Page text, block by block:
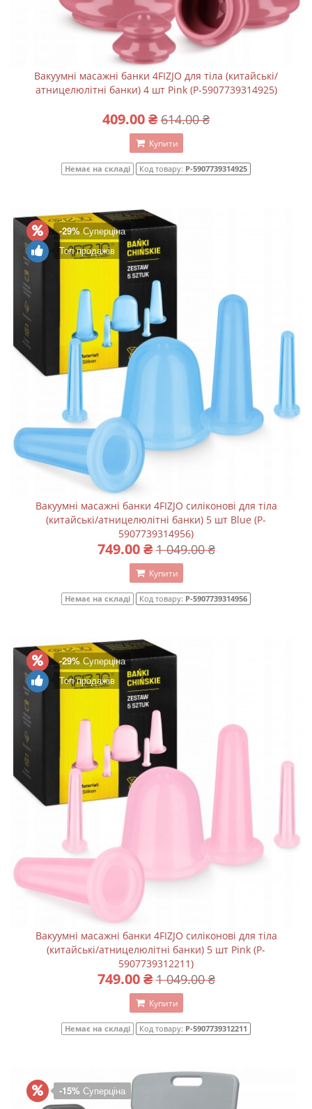
Вакуумні масажні банки 4FIZJO для тіла (китайські/
атницелюлітні банки) 4 шт Pink (P-5907739314925)
409.00 ₴ 614.00 ₴
Купити
Немає на складі Код товару: P-5907739314925
-29%Суперціна
Топ продажів
Вакуумні масажні банки 4FIZJO силіконові для тіла
(китайські/атницелюлітні банки) 5 шт Blue (P-
5907739314956)
749.00 ₴ 1 049.00 ₴
Купити
Немає на складі Код товару: P-5907739314956
-29%Суперціна
Топ продажів
Вакуумні масажні банки 4FIZJO силіконові для тіла
(китайські/атницелюлітні банки) 5 шт Pink (P-
5907739312211)
749.00 ₴ 1 049.00 ₴
Купити
Немає на складі Код товару: P-5907739312211
-15% Суперціна